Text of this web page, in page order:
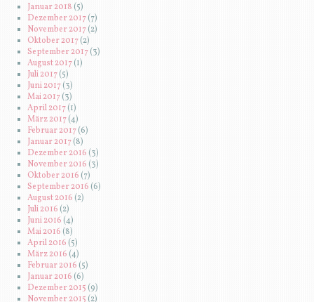
Januar 2018 (5)
Dezember 2017(7)
November 2017(2)
Oktober 2017(2)
September 2017(3)
August 2017(1)
Juli 2017(5)
Juni 2017(3)
Mai 2017(3)
April 2017(1)
März 2017(4)
Februar 2017(6)
Januar 2017(8)
Dezember 2016 (3)
November 2016 (3)
Oktober 2016(7)
September 2016 (6)
August 2016(2)
Juli 2016(2)
Juni 2016 (4)
Mai 2016 (8)
April 2016(5)
März 2016 (4)
Februar 2016(5)
Januar 2016 (6)
Dezember 2015 (9)
November 2015 (2)